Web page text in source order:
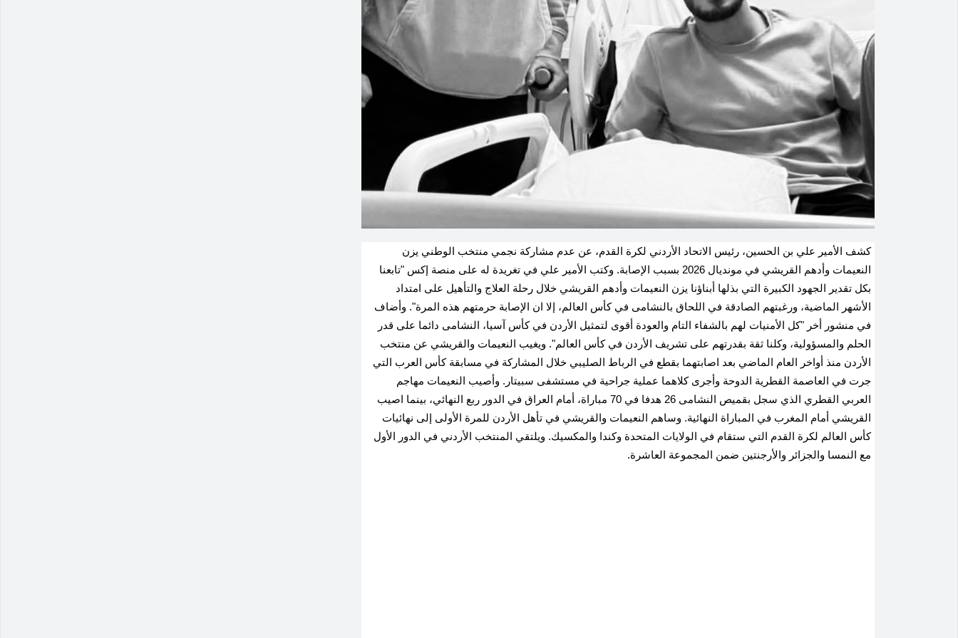
كشف الأمير علي بن الحسين، رئيس الاتحاد الأردني لكرة القدم، عن عدم مشاركة نجمي منتخب الوطني يزن
النعيمات وأدهم القريشي في مونديال 2026 بسبب الإصابة. وكتب الأمير علي في تغريدة له على منصة إكس "تابعنا
بكل تقدير الجهود الكبيرة التي بذلها أبناؤنا يزن النعيمات وأدهم القريشي خلال رحلة العلاج والتأهيل على امتداد
الأشهر الماضية، ورغبتهم الصادقة في اللحاق بالنشامى في كأس العالم، إلا ان الإصابة حرمتهم هذه المرة". وأضاف
في منشور أخر "كل الأمنيات لهم بالشفاء التام والعودة أقوى لتمثيل الأردن في كأس آسيا، النشامى دائما على قدر
الحلم والمسؤولية، وكلنا ثقة بقدرتهم على تشريف الأردن في كأس العالم". ويغيب النعيمات والقريشي عن منتخب
الأردن منذ أواخر العام الماضي بعد اصابتهما بقطع في الرباط الصليبي خلال المشاركة في مسابقة كأس العرب التي
جرت في العاصمة القطرية الدوحة وأجرى كلاهما عملية جراحية في مستشفى سبيتار. وأصيب النعيمات مهاجم
العربي القطري الذي سجل بقميص النشامى 26 هدفا في 70 مباراة، أمام العراق في الدور ربع النهائي، بينما اصيب
القريشي أمام المغرب في المباراة النهائية. وساهم النعيمات والقريشي في تأهل الأردن للمرة الأولى إلى نهائيات
كأس العالم لكرة القدم التي ستقام في الولايات المتحدة وكندا والمكسيك. ويلتقي المنتخب الأردني في الدور الأول
مع النمسا والجزائر والأرجنتين ضمن المجموعة العاشرة.